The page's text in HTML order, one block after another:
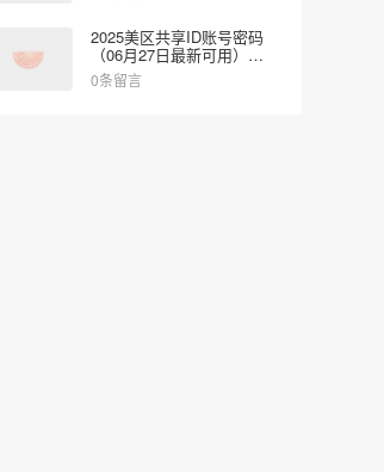
2025美区共享ID账号密码
（06月27日最新可用）免
费登录App Store
0条留言